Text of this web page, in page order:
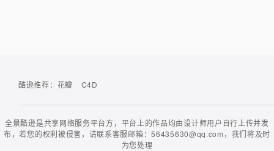
酷逊推荐： 花瓣 C4D
全景酷逊是共享网络服务平台方，平台上的作品均由设计师用户自行上传并发
布，若您的权利被侵害，请联系客服邮箱：56435630@qq.com，我们将及时
为您处理